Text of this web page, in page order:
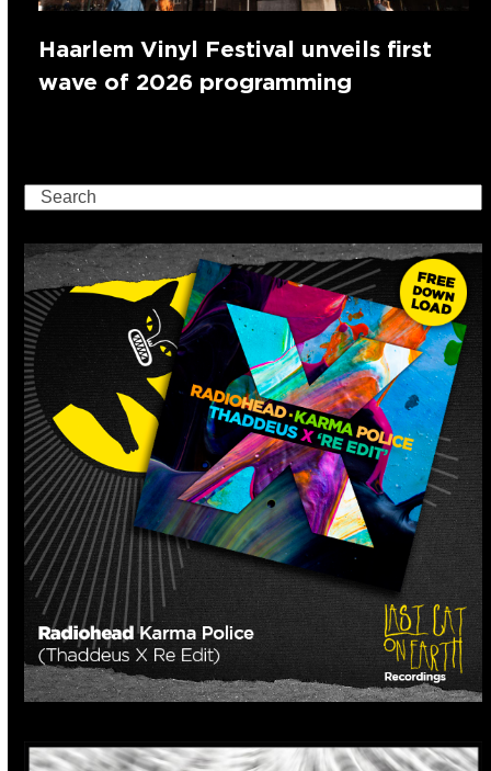
Haarlem Vinyl Festival unveils first
wave of 2026 programming
Search